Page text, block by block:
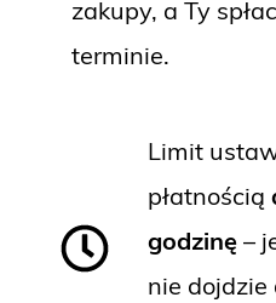
zakupy, a Ty
terminie.
Limit
płatnością
godzinę–
nie dojdzie